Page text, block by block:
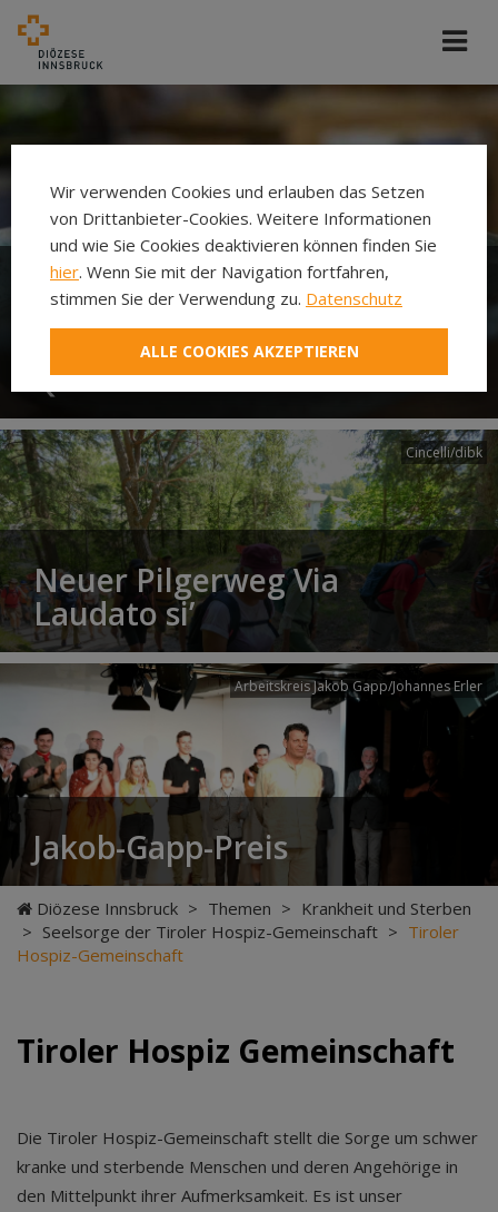
In seiner Spiritualität trinkt
jeder aus seiner eigenen
Quelle
Cincelli/dibk
Neuer Pilgerweg Via
Laudato si’
Arbeitskreis Jakob Gapp/Johannes Erler
Jakob-Gapp-Preis
Diözese Innsbruck > Themen > Krankheit und Sterben
> Seelsorge der Tiroler Hospiz-Gemeinschaft > Tiroler
Hospiz-Gemeinschaft
Tiroler Hospiz Gemeinschaft
Die Tiroler Hospiz-Gemeinschaft stellt die Sorge um schwer
kranke und sterbende Menschen und deren Angehörige in
den Mittelpunkt ihrer Aufmerksamkeit. Es ist unser
Wir verwenden Cookies und erlauben das Setzen
von Drittanbieter-Cookies. Weitere Informationen
und wie Sie Cookies deaktivieren können finden Sie
hier. Wenn Sie mit der Navigation fortfahren,
stimmen Sie der Verwendung zu. Datenschutz
ALLE COOKIES AKZEPTIEREN